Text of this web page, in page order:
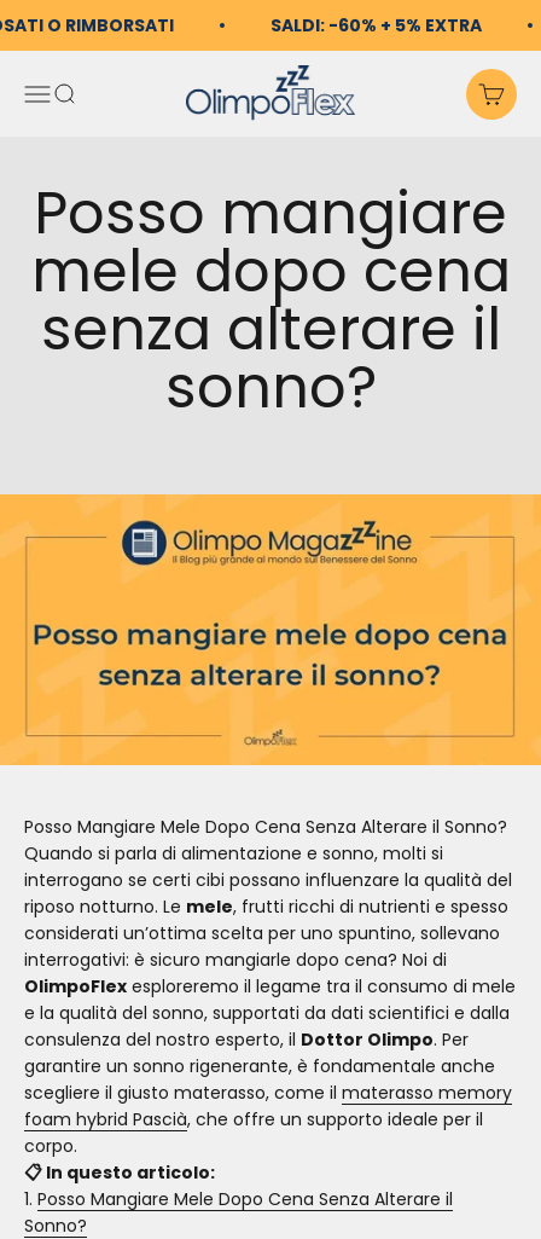
Vai al contenuto
O RIMBORSATI SALDI: -60% + 5% EXTRA
Apri il menu di
Mostra il menu di
OlimpoFlex
Posso mangiare
mele dopo cena
senza alterare il
sonno?
Posso Mangiare Mele Dopo Cena Senza Alterare il Sonno?
Quando si parla di alimentazione e sonno, molti si
interrogano se certi cibi possano influenzare la qualità del
riposo notturno. Le mele, frutti ricchi di nutrienti e spesso
considerati un’ottima scelta per uno spuntino, sollevano
interrogativi: è sicuro mangiarle dopo cena? Noi di
OlimpoFlex esploreremo il legame tra il consumo di mele
e la qualità del sonno, supportati da dati scientifici e dalla
consulenza del nostro esperto, il Dottor Olimpo. Per
garantire un sonno rigenerante, è fondamentale anche
scegliere il giusto materasso, come il materasso memory
foam hybrid Pascià, che offre un supporto ideale per il
corpo.
📋 In questo articolo:
Posso Mangiare Mele Dopo Cena Senza Alterare il
Sonno?